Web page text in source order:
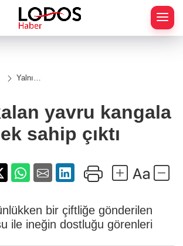
Yalnız
inek
çıktı
yavru kangala
sahip çıktı
bir çiftliğe gönderilen
ile ineğin dostluğu görenleri